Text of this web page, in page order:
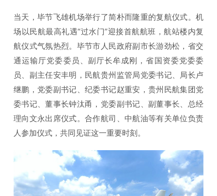
当天，毕节飞雄机场举行了简朴而隆重的复航仪式。机
场以民航最高礼遇“过水门”迎接首航航班，航站楼内复
航仪式气氛热烈。毕节市人民政府副市长游劲松，省交
通运输厅党委委员、副厅长牟成刚，省国资委党委委
员、副主任安丰明，民航贵州监管局党委书记、局长卢
继鹏，党委副书记、纪委书记赵重安，贵州民航集团党
委书记、董事长钟汰甬，党委副书记、副董事长、总经
理向文永出席仪式。合作航司、中航油等有关单位负责
人参加仪式，共同见证这一重要时刻。